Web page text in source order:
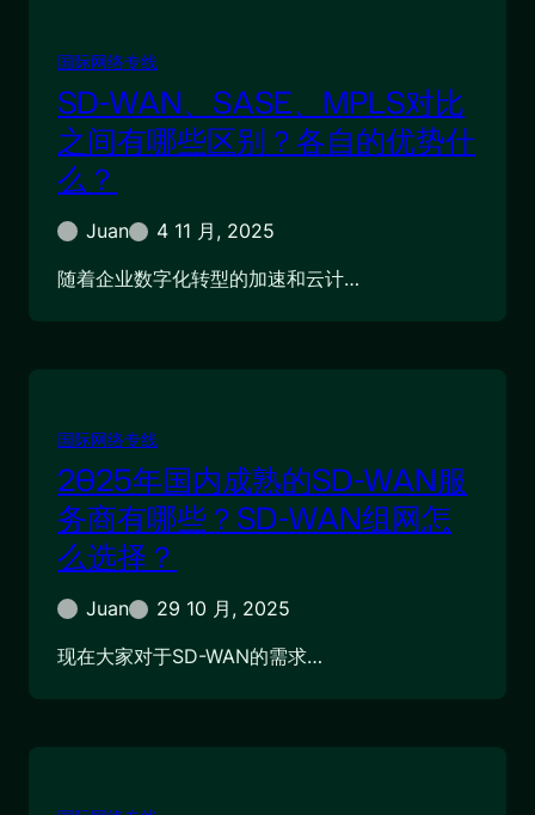
国际网络专线
SD-WAN、SASE、MPLS对比
之间有哪些区别？各自的优势什
么？
Juan
4 11 月, 2025
随着企业数字化转型的加速和云计…
国际网络专线
2025年国内成熟的SD-WAN服
务商有哪些？SD-WAN组网怎
么选择？
Juan
29 10 月, 2025
现在大家对于SD-WAN的需求…